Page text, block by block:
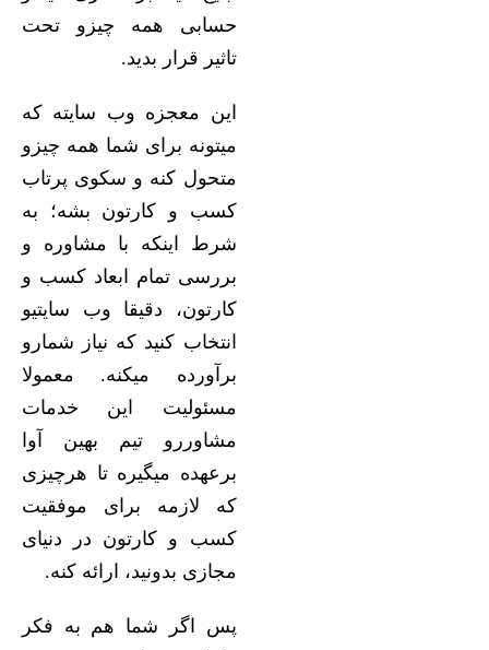
حسابی همه چیزو تحت
تاثیر قرار بدید.
این معجزه وب سایته که
میتونه برای شما همه چیزو
متحول کنه و سکوی پرتاب
کسب و کارتون بشه؛ به
شرط اینکه با مشاوره و
بررسی تمام ابعاد کسب و
کارتون، دقیقا وب سایتیو
انتخاب کنید که نیاز شمارو
برآورده میکنه. معمولا
مسئولیت این خدمات
مشاوررو تیم بهین آوا
برعهده میگیره تا هرچیزی
که لازمه برای موفقیت
کسب و کارتون در دنیای
مجازی بدونید، ارائه کنه.
پس اگر شما هم به فکر